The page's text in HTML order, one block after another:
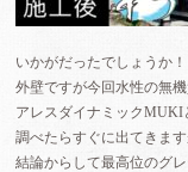
いかがだったでしょうか！
外壁ですが今回水性の無
アレスダイナミックMUKI
調べたらすぐに出てきま
結論からして最高位のグ